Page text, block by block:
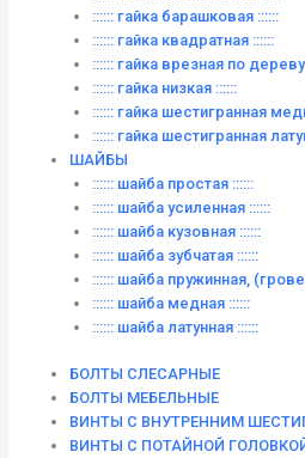
:::::: гайка барашковая ::::::
:::::: гайка квадратная ::::::
:::::: гайка врезная по дереву
:::::: гайка низкая ::::::
:::::: гайка шестигранная
:::::: гайка шестигранная
ШАЙБЫ
:::::: шайба простая ::::::
:::::: шайба усиленная ::::::
:::::: шайба кузовная ::::::
:::::: шайба зубчатая ::::::
:::::: шайба пружинная,
:::::: шайба медная ::::::
:::::: шайба латунная ::::::
БОЛТЫ СЛЕСАРНЫЕ
БОЛТЫ МЕБЕЛЬНЫЕ
ВИНТЫ С ВНУТРЕННИМ
ВИНТЫ С ПОТАЙНОЙ